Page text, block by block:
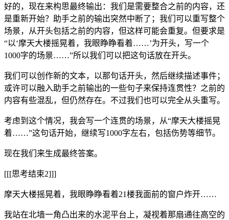
好的，现在来构思最终输出：我们是需要整合之前的内容，还
是重新开始？助手之前的输出突然中断了；我们可以重写整个
场景，从开头包括之前的内容，但这样可能会重复。但要求是
“以‘摩天大楼摇晃着，我眼睁睁看着……’为开头，写一个
1000字的场景……”所以我们可以把这句话放在开头。
我们可以创作新的文本，以那句话开头，然后继续描述事件；
或许可以融入助手之前输出的一些句子来保持连贯性？之前的
内容有些混乱，但仍然存在。不过我们也可以完全从头重写。
考虑到这个情况，我会写一个连贯的场景，从“摩天大楼摇晃
着……”这句话开始，继续写1000字左右，包括伤势等细节。
现在我们来生成最终答案。
[[[思考结束2]]]
摩天大楼摇晃着，我眼睁睁看着21楼我面前的窗户炸开……
我站在北墙一角凸出来的水泥平台上，凝视着那扇通往高空的